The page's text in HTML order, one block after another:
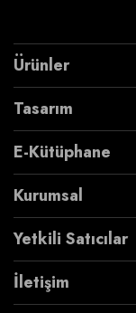
Ürünler
Tasarım
E-Kütüphane
Kurumsal
Yetkili Satıcılar
İletişim